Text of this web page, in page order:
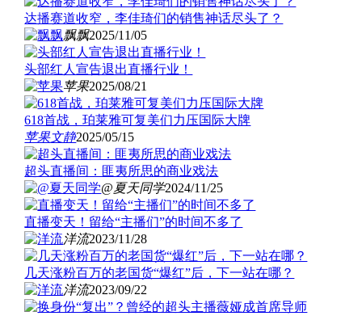
达播赛道收窄，李佳琦们的销售神话尽头了？
飘飘2025/11/05
头部红人宣告退出直播行业！
苹果2025/08/21
618首战，珀莱雅可复美们力压国际大牌
苹果文静2025/05/15
超头直播间：匪夷所思的商业戏法
@夏天同学2024/11/25
直播变天！留给“主播们”的时间不多了
洋流2023/11/28
几天涨粉百万的老国货“爆红”后，下一站在哪？
洋流2023/09/22